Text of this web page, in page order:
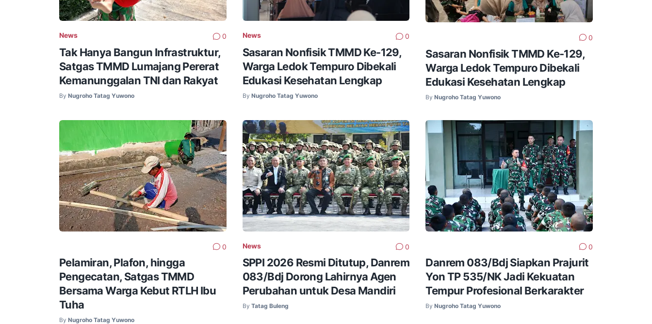
News 0
Tak Hanya Bangun Infrastruktur,
Satgas TMMD Lumajang Pererat
Kemanunggalan TNI dan Rakyat
By Nugroho Tatag Yuwono
News 0
Sasaran Nonfisik TMMD Ke-129,
Warga Ledok Tempuro Dibekali
Edukasi Kesehatan Lengkap
By Nugroho Tatag Yuwono
0
Sasaran Nonfisik TMMD Ke-129,
Warga Ledok Tempuro Dibekali
Edukasi Kesehatan Lengkap
By Nugroho Tatag Yuwono
0
Pelamiran, Plafon, hingga
Pengecatan, Satgas TMMD
Bersama Warga Kebut RTLH Ibu
Tuha
By Nugroho Tatag Yuwono
News 0
SPPI 2026 Resmi Ditutup, Danrem
083/Bdj Dorong Lahirnya Agen
Perubahan untuk Desa Mandiri
By Tatag Buleng
0
Danrem 083/Bdj Siapkan Prajurit
Yon TP 535/NK Jadi Kekuatan
Tempur Profesional Berkarakter
By Nugroho Tatag Yuwono